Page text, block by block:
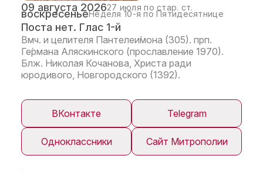
09 августа 202627 июля по стар. ст.
воскресеньеНеделя 10-я по Пятидесятнице
Поста нет. Глас 1-й
Вмч. и целителя Пантелеи́мона (305). прп.
Ге́рмана Аляскинского (прославление 1970).
Блж. Николая Кочанова, Христа ради
юродивого, Новгородского (1392).
ВКонтакте Telegram
Одноклассники Сайт Митрополии